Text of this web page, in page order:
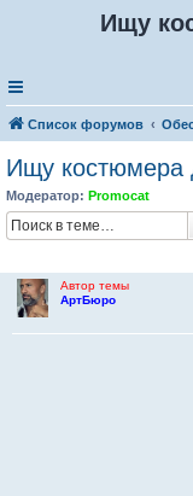
Ищу
Список форумов
Ищу костюмера
Модератор: Promocat
Автор темы
АртБюро